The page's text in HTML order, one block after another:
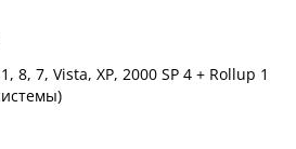
8, 7, Vista, XP, 2000 SP 4 + Rollup 1